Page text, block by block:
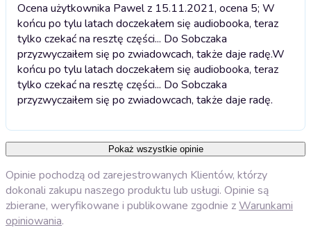
Ocena użytkownika Pawel z 15.11.2021, ocena 5; W
końcu po tylu latach doczekałem się audiobooka, teraz
tylko czekać na resztę części... Do Sobczaka
przyzwyczaiłem się po zwiadowcach, także daje radę.W
końcu po tylu latach doczekałem się audiobooka, teraz
tylko czekać na resztę części... Do Sobczaka
przyzwyczaiłem się po zwiadowcach, także daje radę.
Pokaż wszystkie opinie
Opinie pochodzą od zarejestrowanych Klientów, którzy
dokonali zakupu naszego produktu lub usługi. Opinie są
zbierane, weryfikowane i publikowane zgodnie zWarunkami
opiniowania.